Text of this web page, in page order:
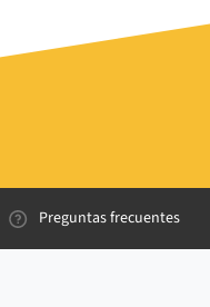
Preguntas frecuentes